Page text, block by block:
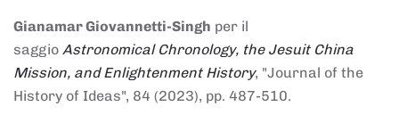
Gianamar Giovannetti-Singh per il
saggio Astronomical Chronology, the Jesuit China
Mission, and Enlightenment History, "Journal of the
History of Ideas", 84 (2023), pp. 487-510.